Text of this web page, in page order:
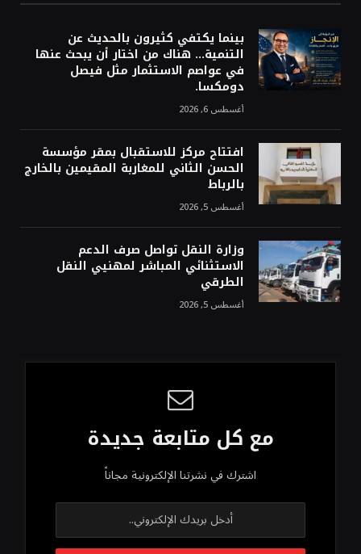
بينما يكتفي كثيرون بالحديث عن
التنمية… هناك من اختار أن يبحث عنها
في عواصم الاستثمار مثل فيصل
دومكسا.
أغسطس 6, 2026
افتتاح مركز للاستقبال بمقر مؤسسة
الحسن الثاني للمغاربة المقيمين بالخارج
بالرباط
أغسطس 5, 2026
وزارة النقل تواصل صرف الدعم
الاستثنائي المباشر لمهنيي النقل
الطرقي
أغسطس 5, 2026
مع كل متابعة جديدة
اشترك في نشرتنا الإلكترونية مجاناً